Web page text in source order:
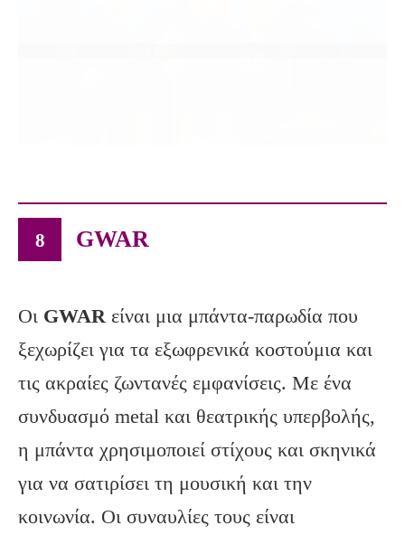
8 GWAR
Οι GWAR είναι μια μπάντα-παρωδία που
ξεχωρίζει για τα εξωφρενικά κοστούμια και
τις ακραίες ζωντανές εμφανίσεις. Με ένα
συνδυασμό metal και θεατρικής υπερβολής,
η μπάντα χρησιμοποιεί στίχους και σκηνικά
για να σατιρίσει τη μουσική και την
κοινωνία. Οι συναυλίες τους είναι